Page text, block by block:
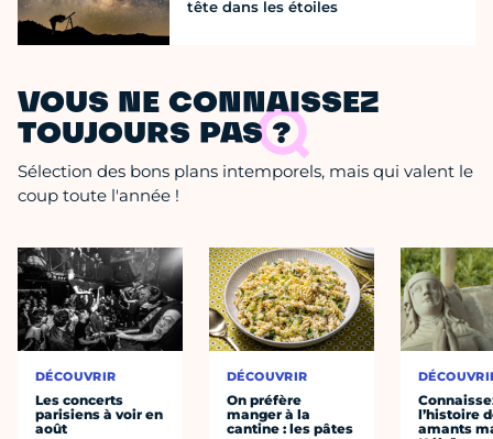
tête dans les étoiles
VOUS NE CONNAISSEZ
TOUJOURS PAS ?
Sélection des bons plans intemporels, mais qui valent le
coup toute l'année !
DÉCOUVRIR
Les concerts
parisiens à voir en
août
DÉCOUVRIR
On préfère
manger à la
cantine : les pâtes
l’histoire
amants